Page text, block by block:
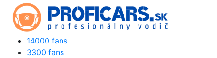
14000 fans
3300 fans